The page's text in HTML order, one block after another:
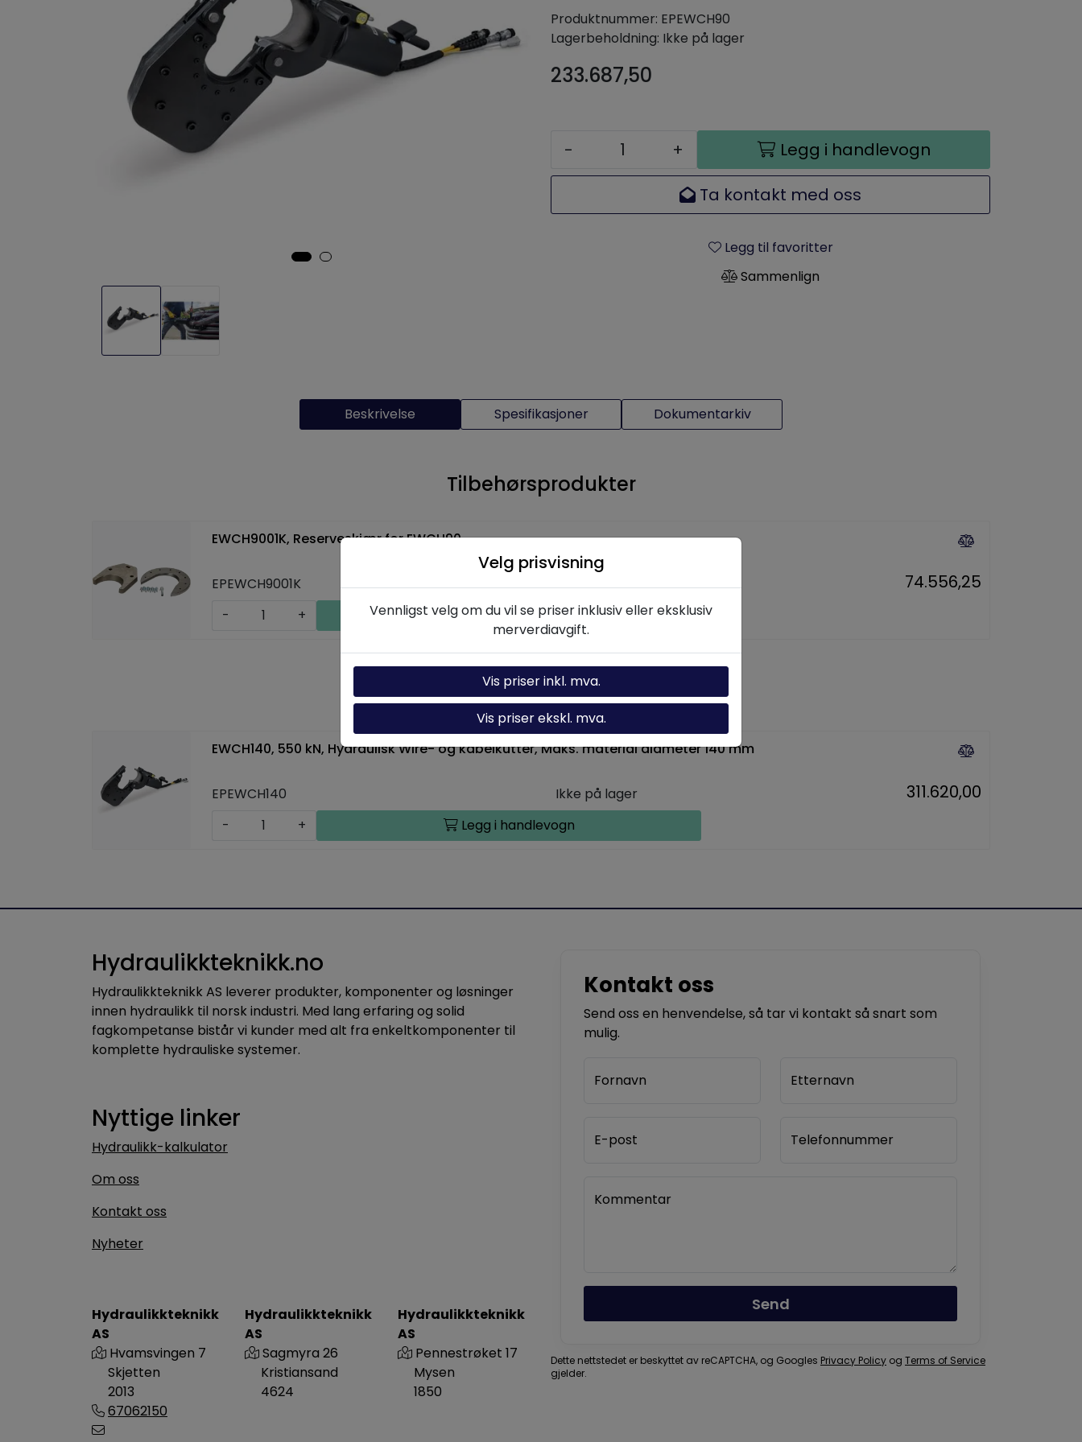
Produktnummer: EPEWCH90
Lagerbeholdning: Ikke på lager
233.687,50
- +
Legg i handlevogn
Ta kontakt med oss
Legg til favoritter
Sammenlign
Beskrivelse Spesifikasjoner Dokumentarkiv
Tilbehørsprodukter
EWCH9001K, Reserveskjær for EWCH90
EPEWCH9001K Ikke på lager 74.556,25
- + Legg i handlevogn
Alternative produkter
EWCH140, 550 kN, Hydraulisk Wire- og kabelkutter, Maks. material diameter 140 mm
EPEWCH140 Ikke på lager 311.620,00
- + Legg i handlevogn
Hydraulikkteknikk
AS
Hvamsvingen 7
Skjetten
2013
67062150
Hydraulikkteknikk.no
Hydraulikkteknikk AS leverer produkter, komponenter og løsninger
innen hydraulikk til norsk industri. Med lang erfaring og solid
fagkompetanse bistår vi kunder med alt fra enkeltkomponenter til
komplette hydrauliske systemer.
Nyttige linker
Hydraulikk-kalkulator
Om oss
Kontakt oss
Nyheter
Hydraulikkteknikk
AS
Pennestrøket 17
Mysen
1850
Hydraulikkteknikk
AS
Sagmyra 26
Kristiansand
4624
Kontakt oss
Send oss en henvendelse, så tar vi kontakt så snart som
mulig.
Fornavn Etternavn
E-post Telefonnummer
Kommentar
Send
Dette nettstedet er beskyttet av reCAPTCHA, og Googles Privacy Policy og Terms of Service
gjelder.
Velg prisvisning
Vennligst velg om du vil se priser inklusiv eller eksklusiv
merverdiavgift.
Vis priser inkl. mva.
Vis priser ekskl. mva.